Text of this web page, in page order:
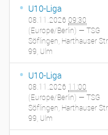
U10-Liga
08.11.2026 09:30
(Europe/Berlin) — TSG
Söflingen, Harthauser Str.
99, Ulm
U10-Liga
08.11.2026 11:00
(Europe/Berlin) — TSG
Söflingen, Harthauser Str.
99, Ulm